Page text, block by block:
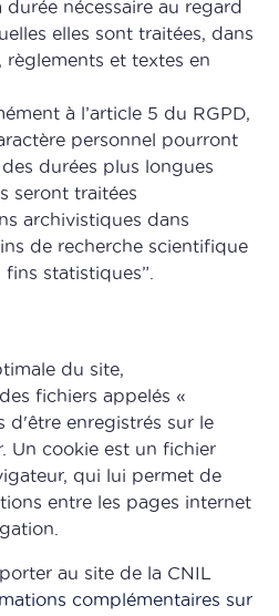
nécessaire au regard
elles sont traitées, dans
règlements et textes en
à l’article 5 du RGPD,
personnel pourront
durées plus longues
seront traitées
archivistiques dans
de recherche scientifique
statistiques”.
du site,
fichiers appelés «
d'être enregistrés sur le
Un cookie est un fichier
qui lui permet de
entre les pages internet
au site de la CNIL
complémentaires sur